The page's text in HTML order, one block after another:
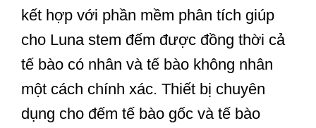
kết hợp với phần mềm phân tích giúp
cho Luna stem đếm được đồng thời cả
tế bào có nhân và tế bào không nhân
một cách chính xác. Thiết bị chuyên
dụng cho đếm tế bào gốc và tế bào